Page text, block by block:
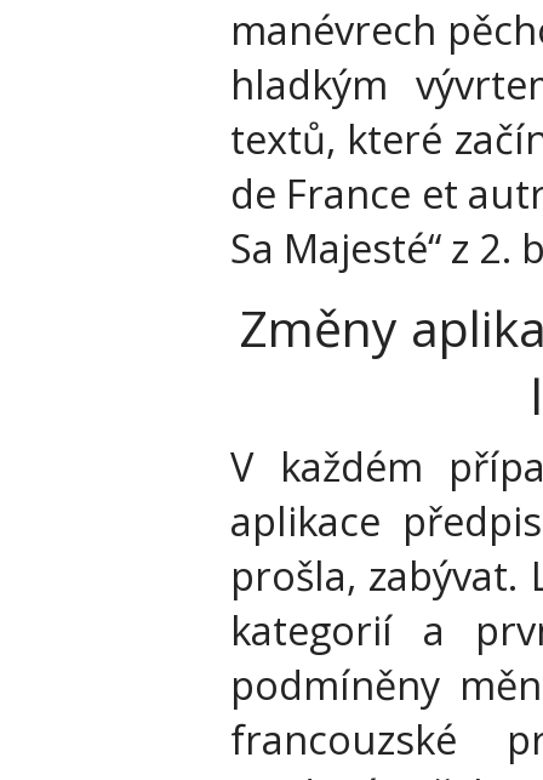
manévrech
hladkým
textů, které
de France et
Sa Majesté“ z 2.
Změny
V každém
aplikace
prošla, zabývat.
kategorií a
podmíněny
francouzské